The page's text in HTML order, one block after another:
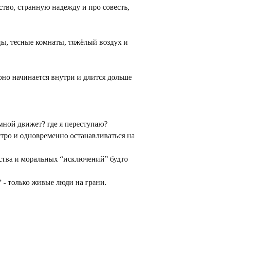
странную надежду и про совесть,
тесные комнаты, тяжёлый воздух и
начинается внутри и длится дольше
движет? где я переступаю?
и одновременно останавливаться на
и моральных “исключений” будто
только живые люди на грани.